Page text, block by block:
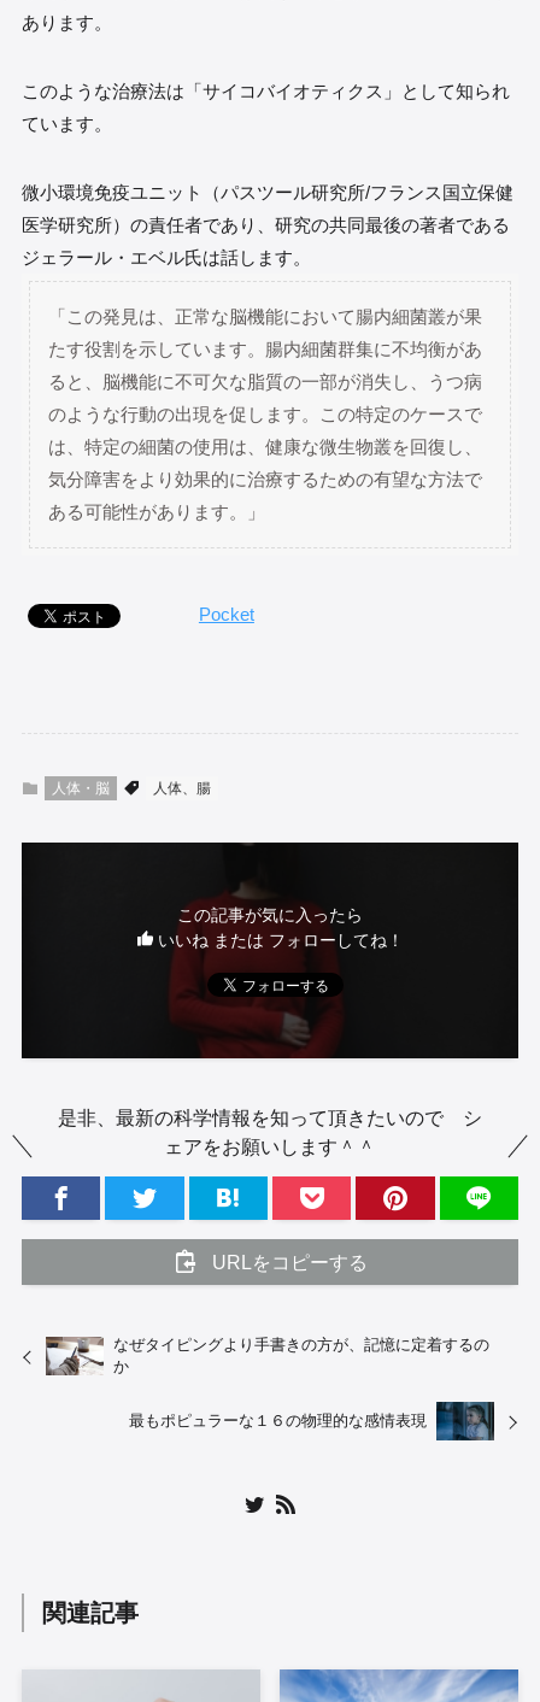
あります。
このような治療法は「サイコバイオティクス」として知られ
ています。
微小環境免疫ユニット（パスツール研究所/フランス国立保健
医学研究所）の責任者であり、研究の共同最後の著者である
ジェラール・エベル氏は話します。
「この発見は、正常な脳機能において腸内細菌叢が果
たす役割を示しています。腸内細菌群集に不均衡があ
ると、脳機能に不可欠な脂質の一部が消失し、うつ病
のような行動の出現を促します。この特定のケースで
は、特定の細菌の使用は、健康な微生物叢を回復し、
気分障害をより効果的に治療するための有望な方法で
ある可能性があります。」
Pocket
人体・脳 人体、腸
この記事が気に入ったら
いいね または フォローしてね！
是非、最新の科学情報を知って頂きたいので シ
ェアをお願いします＾＾
URLをコピーする
なぜタイピングより手書きの方が、記憶に定着するの
か
最もポピュラーな１６の物理的な感情表現
関連記事